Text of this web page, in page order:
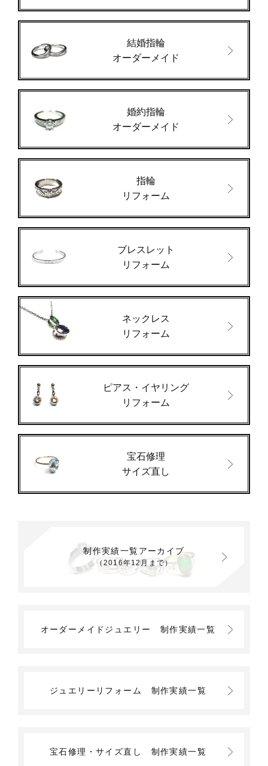
結婚指輪
オーダーメイド
婚約指輪
オーダーメイド
指輪
リフォーム
ブレスレット
リフォーム
ネックレス
リフォーム
ピアス・イヤリング
リフォーム
宝石修理
サイズ直し
制作実績一覧アーカイブ
（2016年12月まで）
オーダーメイドジュエリー 制作実績一覧
ジュエリーリフォーム 制作実績一覧
宝石修理・サイズ直し 制作実績一覧